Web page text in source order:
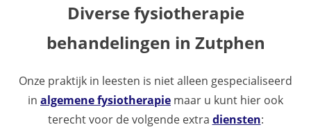
Diverse fysiotherapie
behandelingen in Zutphen
Onze praktijk in leesten is niet alleen gespecialiseerd
in algemene fysiotherapie maar u kunt hier ook
terecht voor de volgende extra diensten: